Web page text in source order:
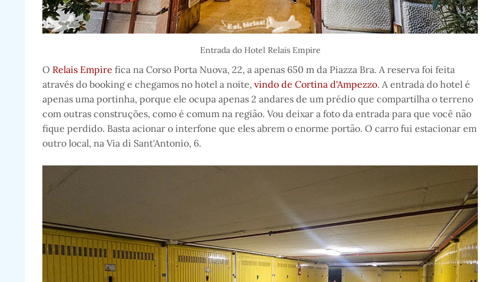
Entrada do Hotel Relais Empire
O Relais Empire fica na Corso Porta Nuova, 22, a apenas 650 m da Piazza Bra. A reserva foi feita
através do booking e chegamos no hotel a noite, vindo de Cortina d'Ampezzo. A entrada do hotel é
apenas uma portinha, porque ele ocupa apenas 2 andares de um prédio que compartilha o terreno
com outras construções, como é comum na região. Vou deixar a foto da entrada para que você não
fique perdido. Basta acionar o interfone que eles abrem o enorme portão. O carro fui estacionar em
outro local, na Via di Sant'Antonio, 6.